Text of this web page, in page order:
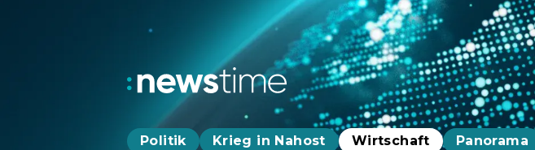
Politik Krieg in Nahost Wirtschaft Panorama